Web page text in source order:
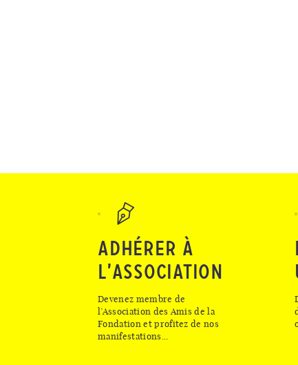
ADHÉRER À
L’ASSOCIATION
Devenez membre de
l’Association des Amis de la
Fondation et profitez de nos
manifestations...